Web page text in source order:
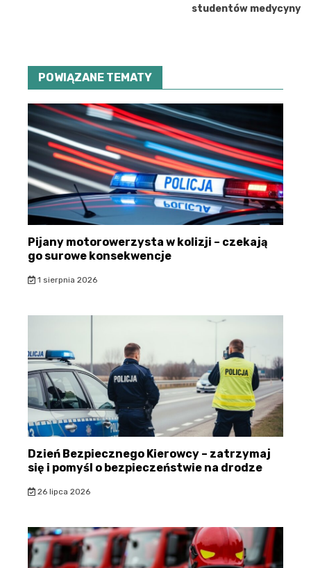
studentów medycyny
POWIĄZANE TEMATY
Pijany motorowerzysta w kolizji – czekają
go surowe konsekwencje
1 sierpnia 2026
Dzień Bezpiecznego Kierowcy – zatrzymaj
się i pomyśl o bezpieczeństwie na drodze
26 lipca 2026